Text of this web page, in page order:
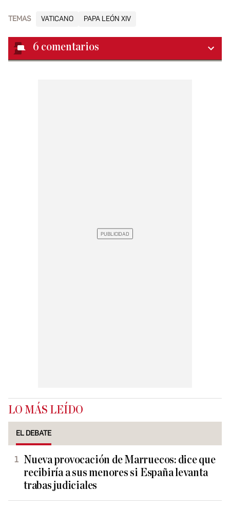
TEMAS VATICANO PAPA LEÓN XIV
6 comentarios
LO MÁS LEÍDO
EL DEBATE
Nueva provocación de Marruecos: dice que
recibiría a sus menores si España levanta
trabas judiciales